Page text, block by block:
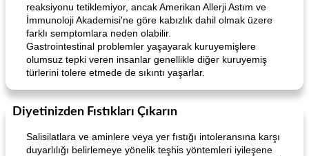
reaksiyonu tetiklemiyor, ancak Amerikan Allerji Astım ve
İmmunoloji Akademisi'ne göre kabızlık dahil olmak üzere
farklı semptomlara neden olabilir.
Gastrointestinal problemler yaşayarak kuruyemişlere
olumsuz tepki veren insanlar genellikle diğer kuruyemiş
türlerini tolere etmede de sıkıntı yaşarlar.
Diyetinizden Fıstıkları Çıkarın
Salisilatlara ve aminlere veya yer fıstığı intoleransına karşı
duyarlılığı belirlemeye yönelik teşhis yöntemleri iyileşene